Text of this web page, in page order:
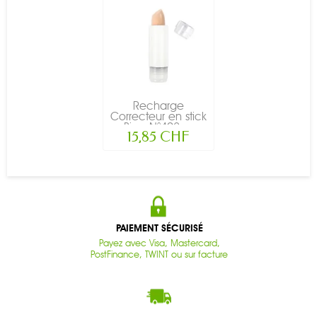
Recharge
Correcteur en stick
Bio - N°492,...
15,85 CHF
PAIEMENT SÉCURISÉ
Payez avec Visa, Mastercard,
PostFinance, TWINT ou sur facture